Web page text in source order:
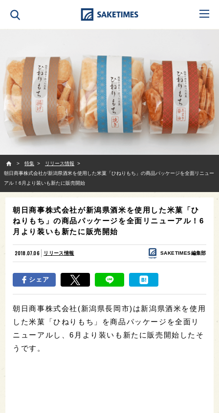
特集
リリース情報
朝日商事株式会社が新潟県酒米を使用した米菓「ひねりもち」の商品パッケージを全面リニュー
アル！6月より装いも新たに販売開始
朝日商事株式会社が新潟県酒米を使用した米菓「ひ
ねりもち」の商品パッケージを全面リニューアル！6
月より装いも新たに販売開始
2018.07.06 リリース情報 SAKETIMES編集部
シェア
朝日商事株式会社(新潟県長岡市)は新潟県酒米を使用
した米菓「ひねりもち」を商品パッケージを全面リ
ニューアルし、6月より装いも新たに販売開始したそ
うです。